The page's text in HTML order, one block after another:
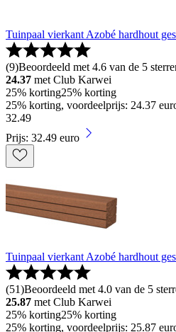
Tuinpaal vierkant Azobé hardhout
(9)Beoordeeld met 4.6 van de 5
24.37 met Club Karwei
25% korting25% korting
25% korting, voordeelprijs: 24.37
32.49
Prijs: 32.49 euro
Tuinpaal vierkant Azobé hardhout
(51)Beoordeeld met 4.0 van de 5
25.87 met Club Karwei
25% korting25% korting
25% korting, voordeelprijs: 25.87